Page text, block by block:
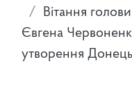
Вітання
Євгена
утворення